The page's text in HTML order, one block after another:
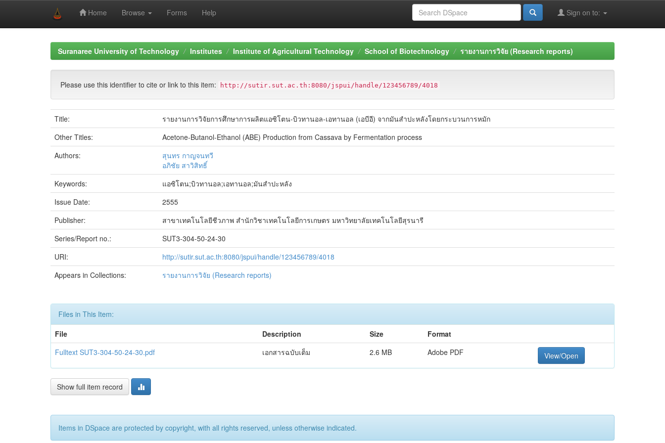
Home Browse Forms Help Sign on to:
Suranaree University of Technology Institutes Institute of Agricultural Technology School of Biotechnology รายงานการวิจัย (Research reports)
Please use this identifier to cite or link to this item: http://sutir.sut.ac.th:8080/jspui/handle/123456789/4018
Title:
รายงานการวิจัยการศึกษาการผลิตแอซิโตน-บิวทานอล-เอทานอล (เอบีอี) จากมันสำปะหลังโดยกระบวนการหมัก
Other Titles:
Acetone-Butanol-Ethanol (ABE) Production from Cassava by Fermentation process
Authors:
สุนทร กาญจนทวี
อภิชัย สาวิสิทธิ์
Keywords:
แอซิโตน;บิวทานอล;เอทานอล;มันสำปะหลัง
Issue Date:
2555
Publisher:
สาขาเทคโนโลยีชีวภาพ สำนักวิชาเทคโนโลยีการเกษตร มหาวิทยาลัยเทคโนโลยีสุรนารี
Series/Report no.:
SUT3-304-50-24-30
URI:
http://sutir.sut.ac.th:8080/jspui/handle/123456789/4018
Appears in Collections:
รายงานการวิจัย (Research reports)
Files in This Item:
File
Description Size
Format
Fulltext SUT3-304-50-24-30.pdf
เอกสารฉบับเต็ม 2.6 MB Adobe PDF View/Open
Show full item record
Items in DSpace are protected by copyright, with all rights reserved, unless otherwise indicated.